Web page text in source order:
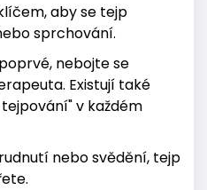
aby se tejp
sprchování.
nebojte se
Existují také
v každém
nebo svědění, tejp